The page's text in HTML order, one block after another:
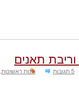
וריבת תאנים
מנות ראשונות, 5 תגובות